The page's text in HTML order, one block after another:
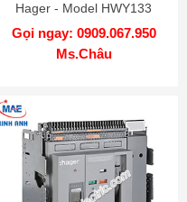
Hager - Model HWY133
Gọi ngay: 0909.067.950
Ms.Châu